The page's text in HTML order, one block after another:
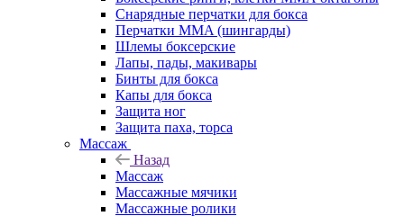
Снарядные перчатки для бокса
Перчатки MMA (шингарды)
Шлемы боксерские
Лапы, пады, макивары
Бинты для бокса
Капы для бокса
Защита ног
Защита паха, торса
Массаж
Назад
Массаж
Массажные мячики
Массажные ролики